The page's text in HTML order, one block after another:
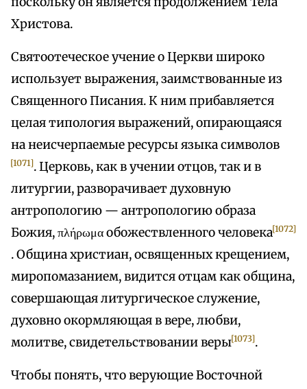
Христова.
Святоотеческое учение о Церкви широко
использует выражения, заимствованные из
Священного Писания. К ним прибавляется
целая типология выражений, опирающаяся
на неисчерпаемые ресурсы языка символов
[1071]. Церковь, как в учении отцов, так и в
литургии, разворачивает духовную
антропологию — антропологию образа
Божия, πλήρωμα обожествленного человека[1072]
. Община христиан, освященных крещением,
миропомазанием, видится отцам как община,
совершающая литургическое служение,
духовно окормляющая в вере, любви,
молитве, свидетельствовании веры[1073].
Чтобы понять, что верующие Восточной